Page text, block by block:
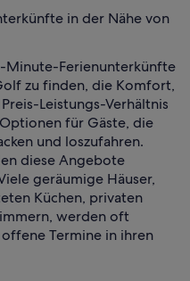
in der Nähe von
Minute-Ferienunterkünfte
zu finden, die Komfort,
Leistungs-Verhältnis
für Gäste, die
und loszufahren.
diese Angebote
geräumige Häuser,
Küchen, privaten
werden oft
Termine in ihren